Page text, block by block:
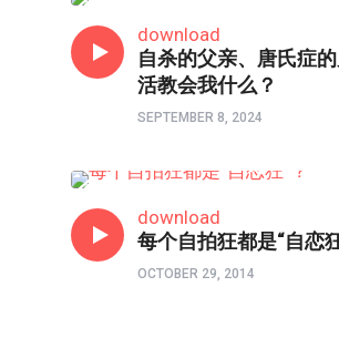
download
自杀的父亲、唐氏症
活教会我什么？
SEPTEMBER 8, 2024
download
每个自拍狂都是“自恋
OCTOBER 29, 2014